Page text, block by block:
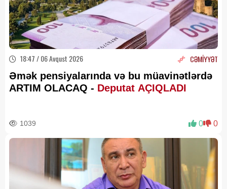
18:47 / 06 Avqust 2026 CƏMİYYƏT
Əmək pensiyalarında və bu müavinətlərdə
ARTIM OLACAQ - Deputat AÇIQLADI
1039 0 0